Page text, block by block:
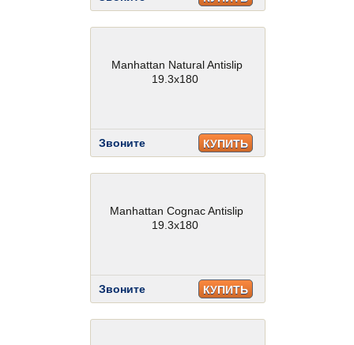
Manhattan Natural Antislip
19.3x180
Звоните КУПИТЬ
Manhattan Cognac Antislip
19.3x180
Звоните КУПИТЬ